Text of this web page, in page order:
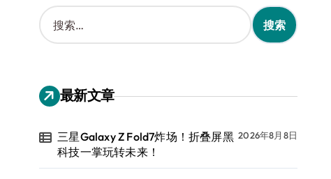
搜
索
：
最新文章
三星Galaxy Z Fold7炸场！折叠屏黑
科技一掌玩转未来！
2026年8月8日